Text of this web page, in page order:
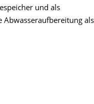
und als
Abwasseraufbereitung